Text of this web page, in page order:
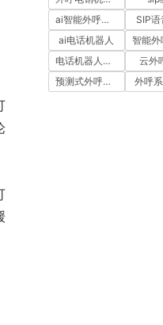
ai智能外呼系统
SIP
ai电话机器人
电话机器人外呼
云外
预测式外呼系统
外呼